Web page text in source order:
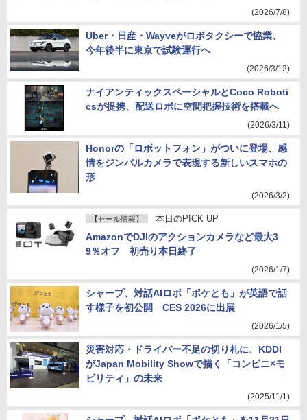
(2026/7/8)
Uber・日産・Wayveがロボタクシーで協業、
今年後半に東京で試験運行へ
(2026/3/12)
ナイアンティックスペーシャルとCoco Roboti
csが提携、配送ロボに空間把握技術を搭載へ
(2026/3/11)
Honorの「ロボットフォン」がついに登場、感
情をジンバルカメラで表現する新しいスマホの
形
(2026/3/2)
【セール情報】 本日のPICK UP
AmazonでDJIのアクションカメラなど最大3
9％オフ 初売り本日終了
(2026/1/7)
シャープ、対話AIロボ「ポケとも」が英語で話
す様子を初公開 CES 2026に出展
(2026/1/5)
災害対応・ドライバー不足の切り札に、KDDI
がJapan Mobility Showで描く「コンビニ×モ
ビリティ」の未来
(2025/11/1)